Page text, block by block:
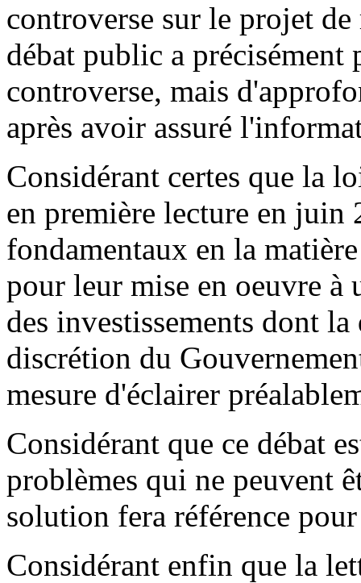
controverse sur le projet
débat public a précisément
controverse, mais
après avoir assuré
Considérant certes que la
en première lecture en juin
fondamentaux en la
pour leur mise en oeuvre
des investissements dont
discrétion du
mesure d'éclairer
Considérant que ce débat
problèmes qui ne peuvent
solution fera référence
Considérant enfin que la